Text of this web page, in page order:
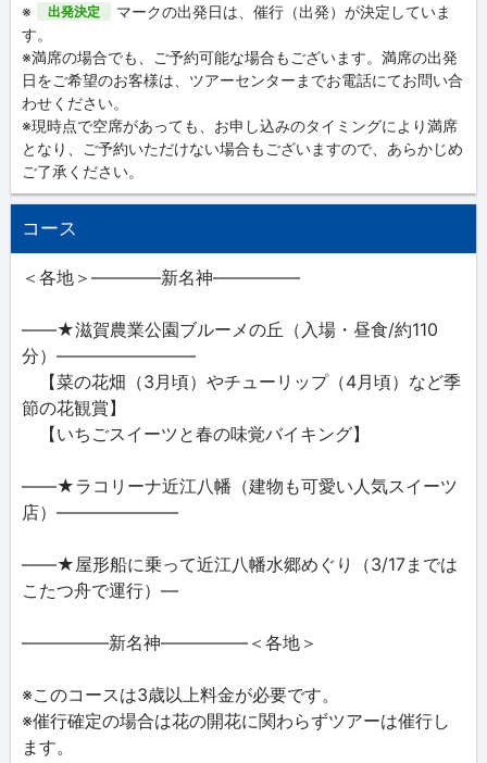
※
出発決定
マークの出発日は、催行（出発）が決定していま
す。
※満席の場合でも、ご予約可能な場合もございます。満席の出発
日をご希望のお客様は、ツアーセンターまでお電話にてお問い合
わせください。
※現時点で空席があっても、お申し込みのタイミングにより満席
となり、ご予約いただけない場合もございますので、あらかじめ
ご了承ください。
コース
＜各地＞――――新名神―――――
――★滋賀農業公園ブルーメの丘（入場・昼食/約110
分）――――――――
【菜の花畑（3月頃）やチューリップ（4月頃）など季
節の花観賞】
【いちごスイーツと春の味覚バイキング】
――★ラコリーナ近江八幡（建物も可愛い人気スイーツ
店）―――――――
――★屋形船に乗って近江八幡水郷めぐり（3/17までは
こたつ舟で運行）―
―――――新名神―――――＜各地＞
※このコースは3歳以上料金が必要です。
※催行確定の場合は花の開花に関わらずツアーは催行し
ます。